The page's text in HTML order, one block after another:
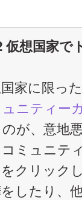
仮想国家で
家に限っ
ニティー
が、意地
コミュニテ
クリック
したり、